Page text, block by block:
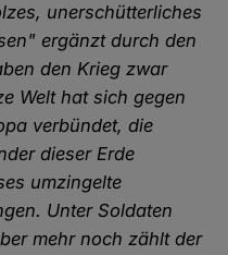
unerschütterliches
ergänzt durch den
den Krieg zwar
Welt hat sich gegen
verbündet, die
dieser Erde
umzingelte
Unter Soldaten
mehr noch zählt der